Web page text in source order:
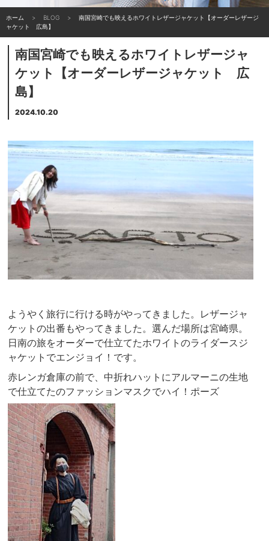
ホーム BLOG
南国宮崎でも映えるホワイトレザージャケット【オーダーレザージ
ャケット 広島】
南国宮崎でも映えるホワイトレザージャ
ケット【オーダーレザージャケット 広
島】
2024.10.20
ようやく旅行に行ける時がやってきました。レザージャ
ケットの出番もやってきました。選んだ場所は宮崎県。
日南の旅をオーダーで仕立てたホワイトのライダースジ
ャケットでエンジョイ！です。
赤レンガ倉庫の前で、中折れハットにアルマーニの生地
で仕立てたのファッションマスクでハイ！ポーズ